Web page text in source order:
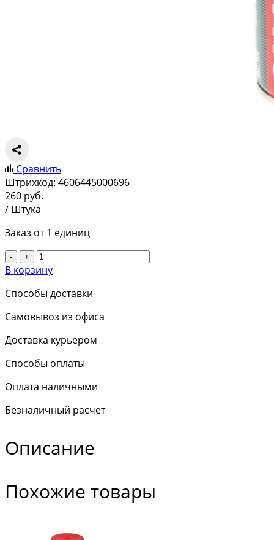
Сравнить
Штрихкод: 4606445000696
260 руб.
/ Штука
Заказ от 1 единиц
- +
В корзину
Способы доставки
Самовывоз из офиса
Доставка курьером
Способы оплаты
Оплата наличными
Безналичный расчет
Описание
Похожие товары